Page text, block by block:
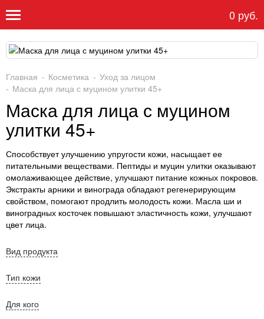
0 руб.
Главная Косметика
Уход за лицом
Маска для лица с муцином улитки 45+
Маска для лица с муцином
улитки 45+
Способствует улучшению упругости кожи, насыщает ее
питательными веществами. Пептиды и муцин улитки оказывают
омолаживающее действие, улучшают питание кожных покровов.
Экстракты арники и винограда обладают регенерирующим
свойством, помогают продлить молодость кожи. Масла ши и
виноградных косточек повышают эластичность кожи, улучшают
цвет лица.
Вид продукта
Тип кожи
Для кого